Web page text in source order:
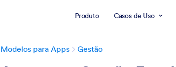
Produto Casos de Uso
Modelos para Apps Gestão